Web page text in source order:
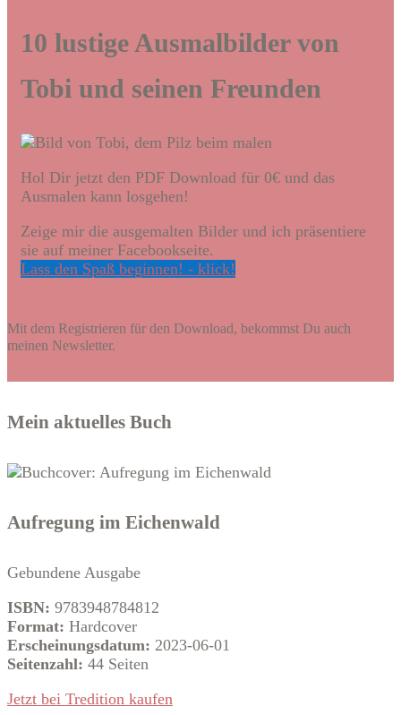
10 lustige Ausmalbilder von
Tobi und seinen Freunden
Hol Dir jetzt den PDF Download für 0€ und das
Ausmalen kann losgehen!
Zeige mir die ausgemalten Bilder und ich präsentiere
sie auf meiner Facebookseite.
Lass den Spaß beginnen! - klick!
Mit dem Registrieren für den Download, bekommst Du auch
meinen Newsletter.
Mein aktuelles Buch
Aufregung im Eichenwald
Gebundene Ausgabe
ISBN: 9783948784812
Format: Hardcover
Erscheinungsdatum: 2023-06-01
Seitenzahl: 44 Seiten
Jetzt bei Tredition kaufen